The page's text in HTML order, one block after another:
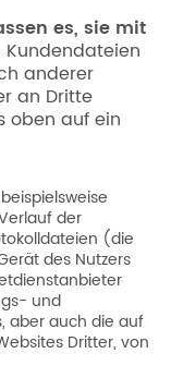
es, sie mit
Kundendateien
anderer
an Dritte
oben auf ein
der
(die
des Nutzers
und
aber auch die auf
Dritter, von